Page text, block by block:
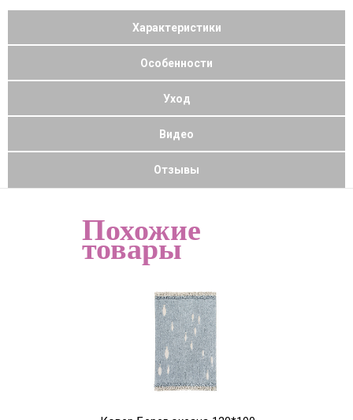
Характеристики
Особенности
Уход
Видео
Отзывы
Похожие
товары